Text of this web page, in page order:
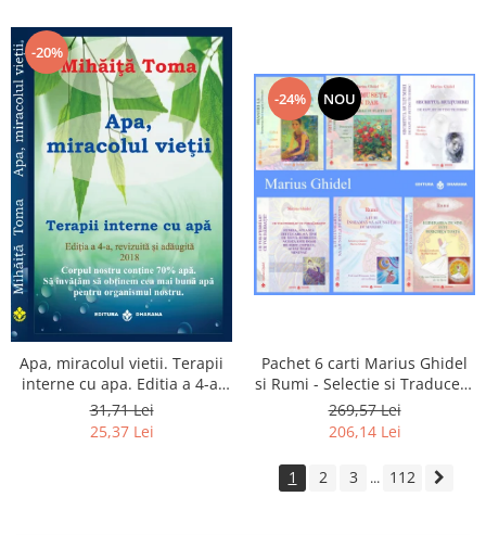
-20%
Apa, miracolul vietii. Terapii
interne cu apa. Editia a 4-a,
revizuita si adaugita.
31,71 Lei
25,37 Lei
-24% NOU
Pachet 6 carti Marius Ghidel
si Rumi - Selectie si Traducere
de Marius Ghidel
269,57 Lei
206,14 Lei
1 2 3 ... 112